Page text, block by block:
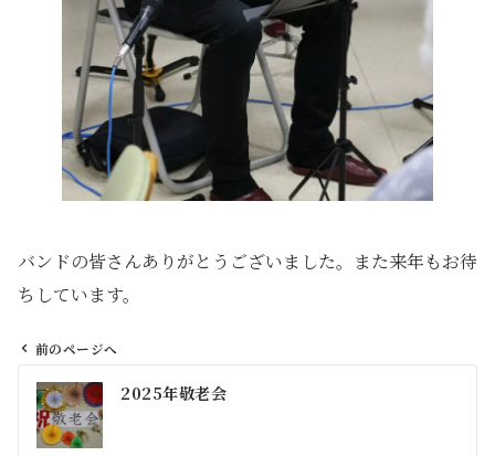
バンドの皆さんありがとうございました。また来年もお待
ちしています。
前のページへ
2025年敬老会